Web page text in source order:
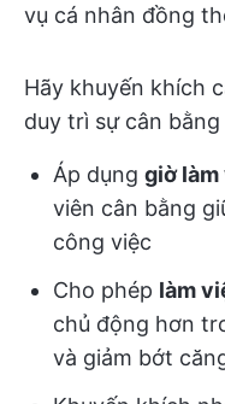
vụ cá nhân đồng
Hãy khuyến khích
duy trì sự cân bằng
Áp dụng giờ
viên cân bằng
công việc
Cho phép làm
chủ động hơn
và giảm bớt